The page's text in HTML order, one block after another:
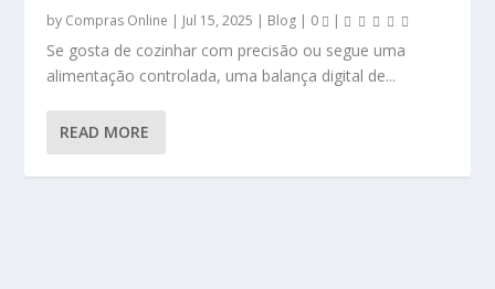
by Compras Online | Jul 15, 2025 | Blog | 0 |
Se gosta de cozinhar com precisão ou segue uma
alimentação controlada, uma balança digital de...
READ MORE